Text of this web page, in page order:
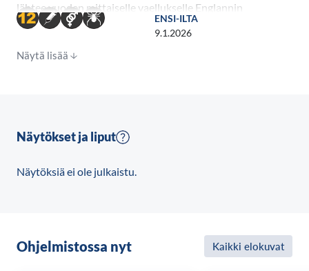
lähtee vuoden mittaiselle vaellukselle Englannin
rannikolle. Elokuvan pääosissa nähdään Gillian
tekevät epätoivoisen päätöksen vuoden mittaisesta
löytävänsä luonnosta lohtua ja uuden suunnan
mahdollisuuden rakentaa elämänsä uudelleen.
ENSI-ILTA
9.1.2026
Näytä lisää
Näytökset ja liput
Näytöksiä ei ole julkaistu.
Ohjelmistossa nyt Kaikki elokuvat